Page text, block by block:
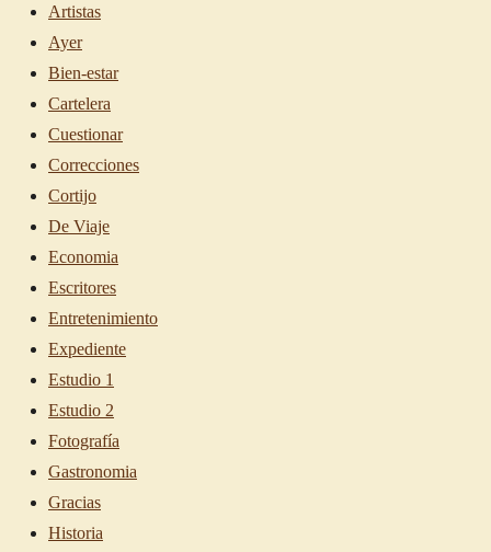
Artistas
Ayer
Bien-estar
Cartelera
Cuestionar
Correcciones
Cortijo
De Viaje
Economia
Escritores
Entretenimiento
Expediente
Estudio 1
Estudio 2
Fotografía
Gastronomia
Gracias
Historia